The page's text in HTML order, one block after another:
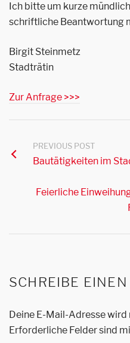
Ich bitte um kurze
schriftliche Beantwortung
Birgit Steinmetz
Stadträtin
Zur Anfrage >>>
PREVIOUS POST
Bautätigkeiten im
Feierliche
SCHREIBE
Deine E-Mail-Adresse
Erforderliche Felder sind